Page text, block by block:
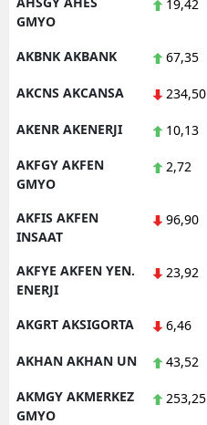
GMYO
19,42
AKBNK AKBANK 67,35
AKCNS AKCANSA 234,50
AKENR AKENERJI 10,13
AKFGY AKFEN
GMYO
2,72
AKFIS AKFEN
INSAAT
96,90
AKFYE AKFEN YEN.
ENERJI
23,92
AKGRT AKSIGORTA 6,46
AKHAN AKHAN UN 43,52
AKMGY AKMERKEZ
GMYO
253,25